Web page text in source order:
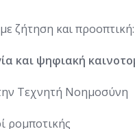
ζήτηση και προοπτική:
και ψηφιακή
Τεχνητή Νοημοσύνη
ρομποτικής